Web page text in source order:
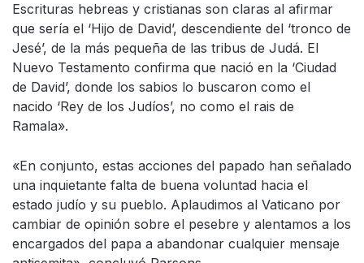
Escrituras hebreas y cristianas son claras al afirmar
que sería el ‘Hijo de David’, descendiente del ‘tronco de
Jesé’, de la más pequeña de las tribus de Judá. El
Nuevo Testamento confirma que nació en la ‘Ciudad
de David’, donde los sabios lo buscaron como el
nacido ‘Rey de los Judíos’, no como el rais de
Ramala».
«En conjunto, estas acciones del papado han señalado
una inquietante falta de buena voluntad hacia el
estado judío y su pueblo. Aplaudimos al Vaticano por
cambiar de opinión sobre el pesebre y alentamos a los
encargados del papa a abandonar cualquier mensaje